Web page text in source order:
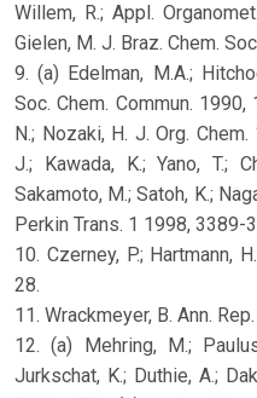
Willem, R.; Appl.
Gielen, M. J. Braz. Chem.
9. (a) Edelman, M.A.;
Soc. Chem. Commun.
N.; Nozaki, H. J. Org.
J.; Kawada, K.; Yano, T.;
Sakamoto, M.; Satoh, K.;
Perkin Trans. 1 1998, 3389-
10. Czerney, P.; Hartmann,
28.
11. Wrackmeyer, B. Ann.
12. (a) Mehring, M.;
Jurkschat, K.; Duthie, A.;